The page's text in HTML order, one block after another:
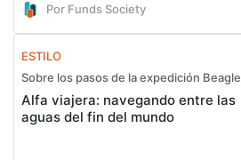
Por Funds Society
ESTILO
Sobre los pasos de la expedición Beagle
Alfa viajera: navegando entre las
aguas del fin del mundo